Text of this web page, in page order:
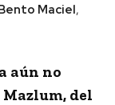
Maciel,
aún no
Mazlum, del